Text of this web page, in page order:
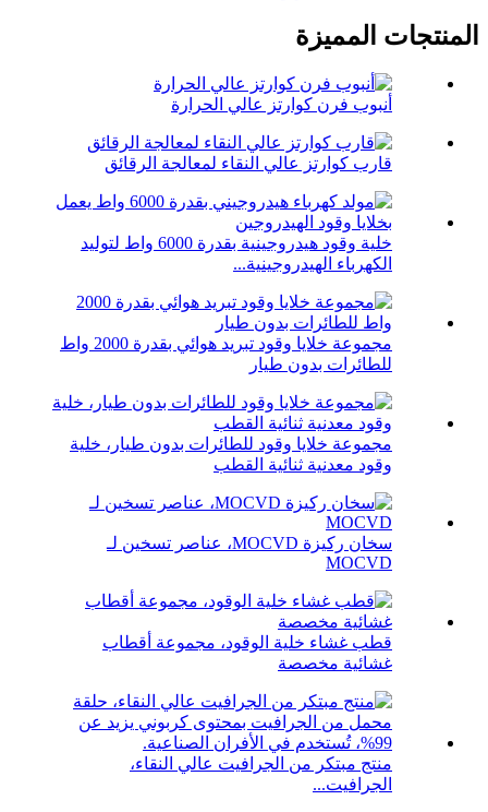
المنتجات المميزة
أنبوب فرن كوارتز عالي الحرارة
قارب كوارتز عالي النقاء لمعالجة الرقائق
خلية وقود هيدروجينية بقدرة 6000 واط لتوليد
الكهرباء الهيدروجينية...
مجموعة خلايا وقود تبريد هوائي بقدرة 2000 واط
للطائرات بدون طيار
مجموعة خلايا وقود للطائرات بدون طيار، خلية
وقود معدنية ثنائية القطب
سخان ركيزة MOCVD، عناصر تسخين لـ
MOCVD
قطب غشاء خلية الوقود، مجموعة أقطاب
غشائية مخصصة
منتج مبتكر من الجرافيت عالي النقاء،
الجرافيت...